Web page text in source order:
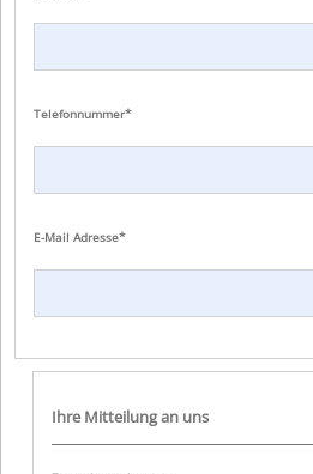
Telefonnummer*
E-Mail Adresse*
Ihre Mitteilung an uns